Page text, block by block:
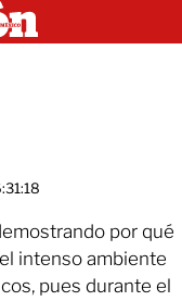
por qué
intenso ambiente
pues durante el